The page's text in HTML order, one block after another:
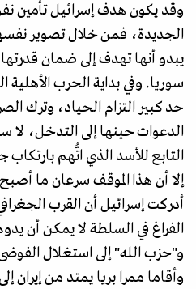
وقد يكون هدف إسرائيل تأمين
الجديدة، فمن خلال تصوير
يبدو أنها تهدف إلى ضمان
سوريا. وفي بداية الحرب الأهلية
حد كبير التزام الحياد، وترك
الدعوات حينها إلى التدخل، لا
التابع للأسد الذي اتُّهم
إلا أن هذا الموقف سرعان ما
أدركت إسرائيل أن القرب
الفراغ في السلطة لا يمكن أن
و"حزب الله" إلى استغلال
وأقاما ممرا بريا يمتد من إيران